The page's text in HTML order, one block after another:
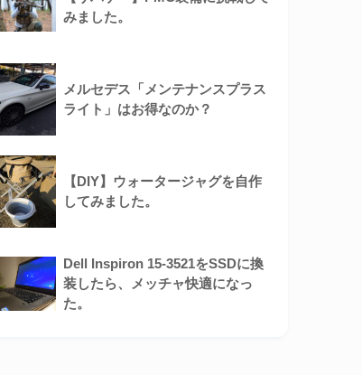
みました。
メルセデス「メンテナンスプラス
ライト」はお得なのか？
【DIY】ウォータージャグを自作
してみました。
Dell Inspiron 15-3521をSSDに換
装したら、メッチャ快適になっ
た。